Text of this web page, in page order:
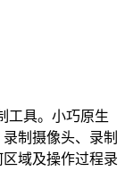
工具。小巧原生
制摄像头、录制
域及操作过程录